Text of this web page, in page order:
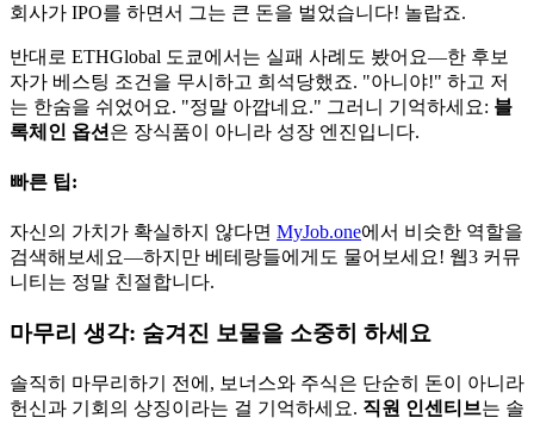
회사가 IPO를 하면서 그는 큰 돈을 벌었습니다! 놀랍죠.
반대로 ETHGlobal 도쿄에서는 실패 사례도 봤어요—한 후보
자가 베스팅 조건을 무시하고 희석당했죠. "아니야!" 하고 저
는 한숨을 쉬었어요. "정말 아깝네요." 그러니 기억하세요: 블
록체인 옵션 은 장식품이 아니라 성장 엔진입니다.
빠른 팁:
자신의 가치가 확실하지 않다면 MyJob.one에서 비슷한 역할을
검색해보세요—하지만 베테랑들에게도 물어보세요! 웹3 커뮤
니티는 정말 친절합니다.
마무리 생각: 숨겨진 보물을 소중히 하세요
솔직히 마무리하기 전에, 보너스와 주식은 단순히 돈이 아니라
헌신과 기회의 상징이라는 걸 기억하세요. 직원 인센티브는 솔